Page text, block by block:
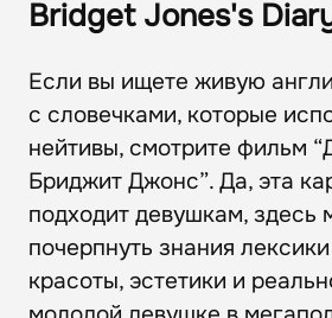
Bridget Jones's
Если вы ищете живую
с словечками, которые
нейтивы, смотрите фильм
Бриджит Джонс”. Да, эта
подходит девушкам, здесь
почерпнуть знания
красоты, эстетики и